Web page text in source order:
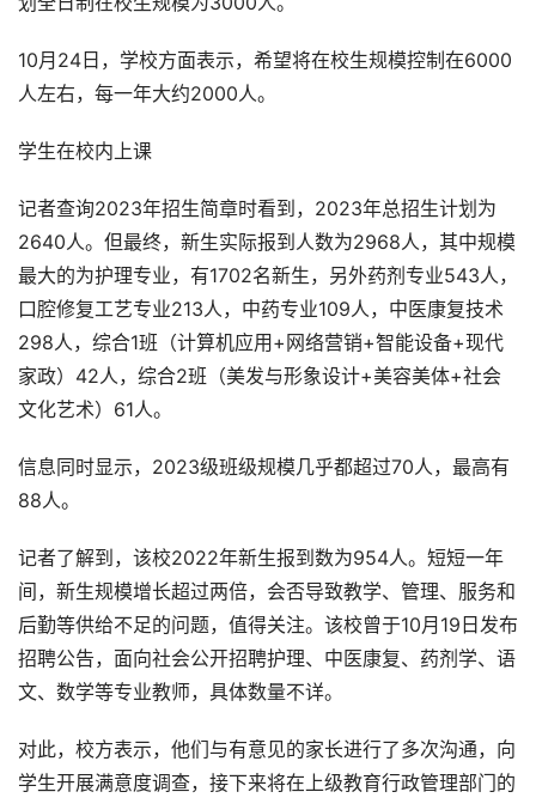
10月24日，学校方面表示，希望将在校生规模控制在6000
人左右，每一年大约2000人。
学生在校内上课
记者查询2023年招生简章时看到，2023年总招生计划为
2640人。但最终，新生实际报到人数为2968人，其中规模
最大的为护理专业，有1702名新生，另外药剂专业543人，
口腔修复工艺专业213人，中药专业109人，中医康复技术
298人，综合1班（计算机应用+网络营销+智能设备+现代
家政）42人，综合2班（美发与形象设计+美容美体+社会
文化艺术）61人。
信息同时显示，2023级班级规模几乎都超过70人，最高有
88人。
记者了解到，该校2022年新生报到数为954人。短短一年
间，新生规模增长超过两倍，会否导致教学、管理、服务和
后勤等供给不足的问题，值得关注。该校曾于10月19日发布
招聘公告，面向社会公开招聘护理、中医康复、药剂学、语
文、数学等专业教师，具体数量不详。
对此，校方表示，他们与有意见的家长进行了多次沟通，向
学生开展满意度调查，接下来将在上级教育行政管理部门的